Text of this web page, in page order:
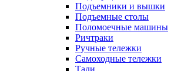
Подъемники и вышки
Подъемные столы
Поломоечные машины
Ричтраки
Ручные тележки
Самоходные тележки
Тали